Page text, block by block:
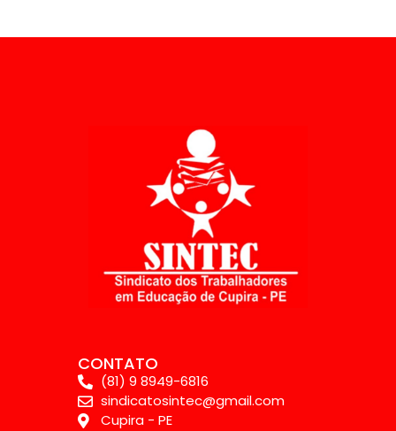
CONTATO
(81) 9 8949-6816
sindicatosintec@gmail.com
Cupira - PE